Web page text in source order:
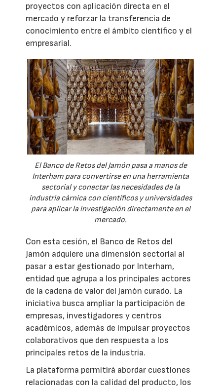
proyectos con aplicación directa en el
mercado y reforzar la transferencia de
conocimiento entre el ámbito científico y el
empresarial.
El Banco de Retos del Jamón pasa a manos de
Interham para convertirse en una herramienta
sectorial y conectar las necesidades de la
industria cárnica con científicos y universidades
para aplicar la investigación directamente en el
mercado.
Con esta cesión, el Banco de Retos del
Jamón adquiere una dimensión sectorial al
pasar a estar gestionado por Interham,
entidad que agrupa a los principales actores
de la cadena de valor del jamón curado. La
iniciativa busca ampliar la participación de
empresas, investigadores y centros
académicos, además de impulsar proyectos
colaborativos que den respuesta a los
principales retos de la industria.
La plataforma permitirá abordar cuestiones
relacionadas con la calidad del producto, los